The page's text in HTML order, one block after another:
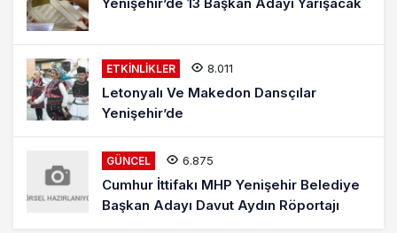
ETKINLIKLER 8.011
Letonyalı Ve Makedon Dansçılar
Yenişehir’de
GÜNCEL 6.875
Cumhur İttifakı MHP Yenişehir Belediye
Başkan Adayı Davut Aydın Röportajı